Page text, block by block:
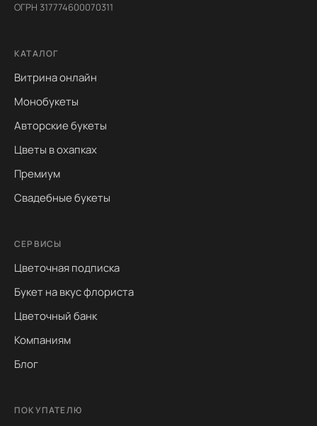
ОГРН 317774600070311
КАТАЛОГ
Витрина онлайн
Монобукеты
Авторские букеты
Цветы в охапках
Премиум
Свадебные букеты
СЕРВИСЫ
Цветочная подписка
Букет на вкус флориста
Цветочный банк
Компаниям
Блог
ПОКУПАТЕЛЮ